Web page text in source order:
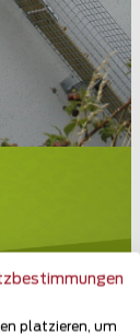
platzieren, um